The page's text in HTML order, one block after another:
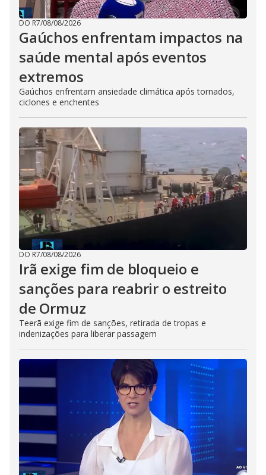
DO R7/08/08/2026
Gaúchos enfrentam impactos na
saúde mental após eventos
extremos
Gaúchos enfrentam ansiedade climática após tornados,
ciclones e enchentes
DO R7/08/08/2026
Irã exige fim de bloqueio e
sanções para reabrir o estreito
de Ormuz
Teerã exige fim de sanções, retirada de tropas e
indenizações para liberar passagem